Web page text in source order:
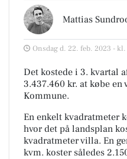
Mattias
Onsdag d. 22. feb. 2023 -
Det kostede i 3. kvartal
3.437.460 kr. at købe
Kommune.
En enkelt kvadratmeter
hvor det på landsplan
kvadratmeter villa. En
kvm. koster således